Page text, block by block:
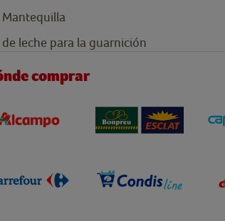
Mantequilla
de leche para la guarnición
comprar